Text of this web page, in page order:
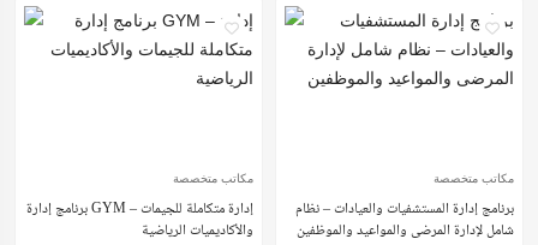
مكاتب متخصصة
برنامج إدارة GYM – إدارة متكاملة للجيمات
والأكاديميات الرياضية
مكاتب متخصصة
برنامج إدارة المستشفيات والعيادات – نظام
شامل لإدارة المرضى والمواعيد والموظفين